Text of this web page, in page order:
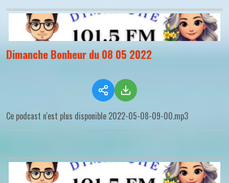
Dimanche Bonheur du 08 05 2022
Ce podcast n'est plus disponible 2022-05-08-09-00.mp3